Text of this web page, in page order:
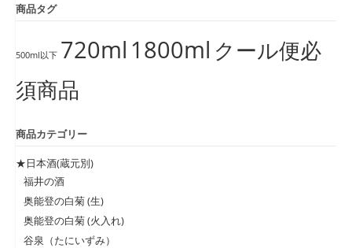
商品タグ
500ml以下 720ml 1800ml クール便必
須商品
商品カテゴリー
★日本酒(蔵元別)
福井の酒
奥能登の白菊 (生)
奥能登の白菊 (火入れ)
谷泉（たにいずみ）